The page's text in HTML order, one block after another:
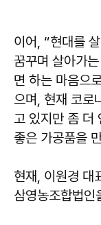
이어, “현대를
꿈꾸며 살아가
면 하는 마음으
으며, 현재 코로
고 있지만 좀 더
좋은 가공품을
현재, 이원경 대
삼영농조합법